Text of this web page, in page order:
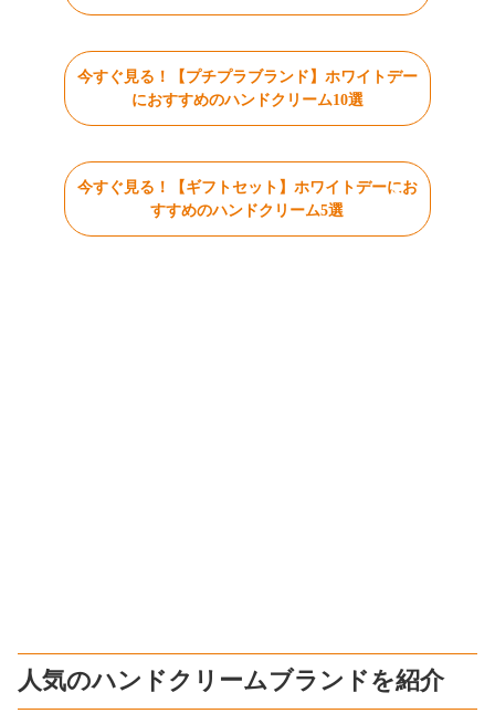
今すぐ見る！【プチプラブランド】ホワイトデー
におすすめのハンドクリーム10選
今すぐ見る！【ギフトセット】ホワイトデーにお
すすめのハンドクリーム5選
人気のハンドクリームブランドを紹介